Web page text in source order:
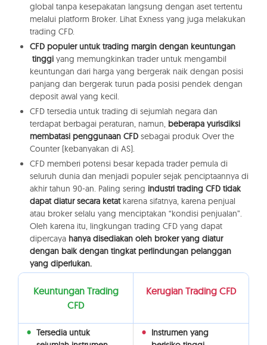
global tanpa kesepakatan langsung dengan aset tertentu
melalui platform Broker. Lihat Exness yang juga melakukan
trading CFD.
CFD populer untuk trading margin dengan keuntungan
tinggi yang memungkinkan trader untuk mengambil
keuntungan dari harga yang bergerak naik dengan posisi
panjang dan bergerak turun pada posisi pendek dengan
deposit awal yang kecil.
CFD tersedia untuk trading di sejumlah negara dan
terdapat berbagai peraturan, namun, beberapa yurisdiksi
membatasi penggunaan CFD sebagai produk Over the
Counter (kebanyakan di AS).
CFD memberi potensi besar kepada trader pemula di
seluruh dunia dan menjadi populer sejak penciptaannya di
akhir tahun 90-an. Paling sering industri trading CFD tidak
dapat diatur secara ketatkarena sifatnya, karena penjual
atau broker selalu yang menciptakan “kondisi penjualan”.
Oleh karena itu, lingkungan trading CFD yang dapat
dipercaya hanya disediakan oleh broker yang diatur
dengan baik dengan tingkat perlindungan pelanggan
yang diperlukan.
Keuntungan Trading
CFD
Kerugian Trading CFD
Tersedia untuk
Instrumen yang